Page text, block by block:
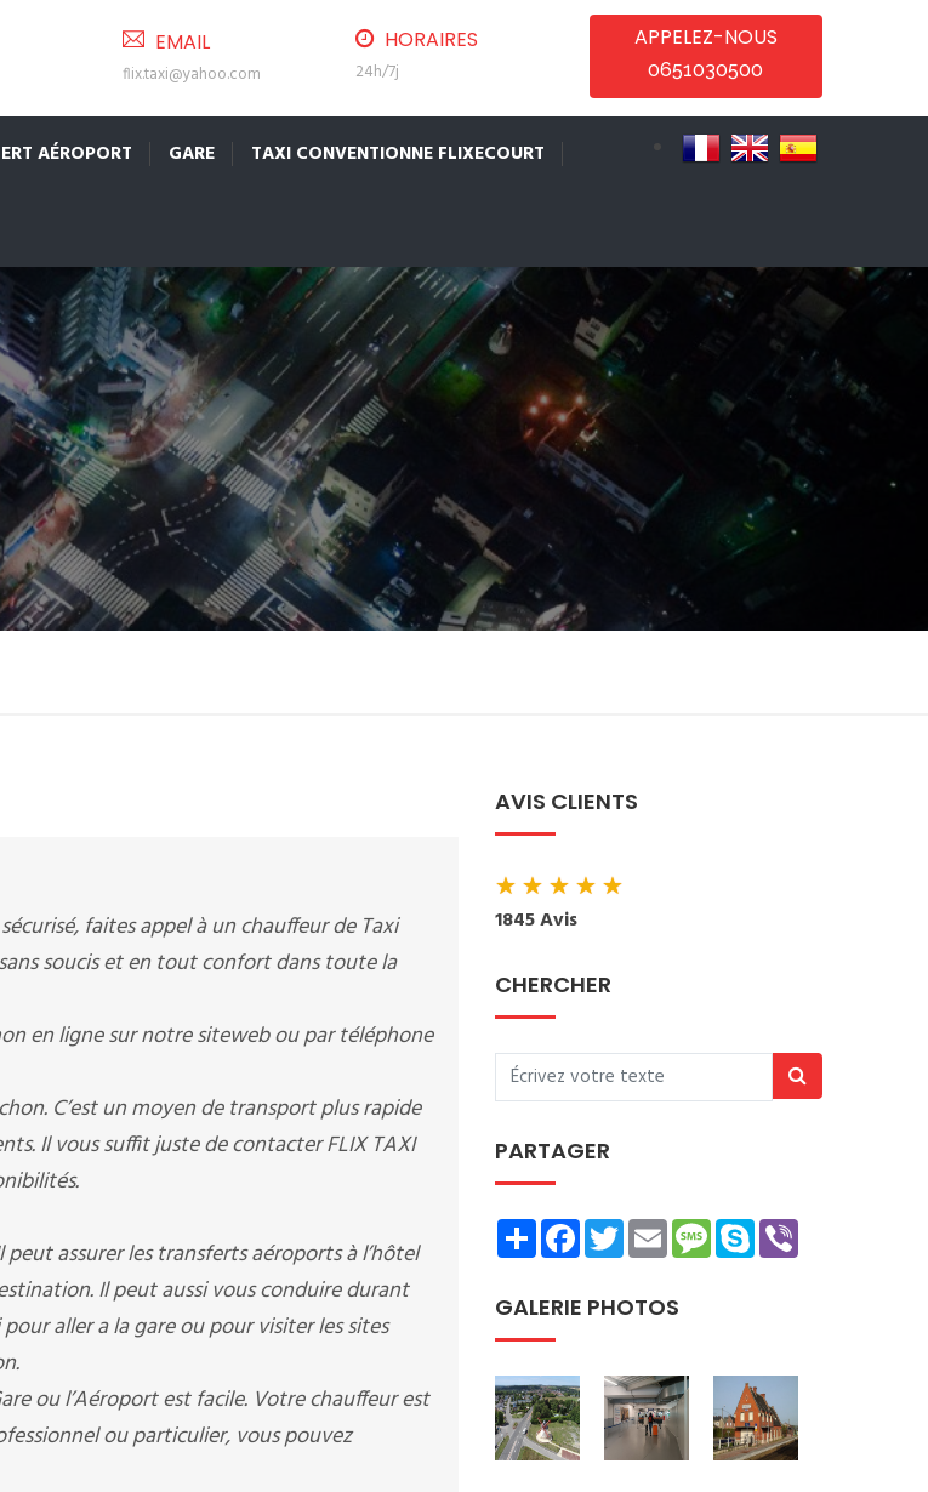
EMAIL
flix.taxi@yahoo.com
HORAIRES
24h/7j
APPELEZ-NOUS
0651030500
AÉROPORT GARE TAXI CONVENTIONNE FLIXECOURT
faites appel à un chauffeur de Taxi
soucis et en tout confort dans toute la
en ligne sur notre siteweb ou par téléphone
C’est un moyen de transport plus rapide
Il vous suffit juste de contacter FLIX TAXI
assurer les transferts aéroports à l’hôtel
Il peut aussi vous conduire durant
aller a la gare ou pour visiter les sites
ou l’Aéroport est facile. Votre chauffeur est
ou particulier, vous pouvez
AVIS CLIENTS
★★★★★
1845 Avis
CHERCHER
PARTAGER
ShareFacebookTwitterEmailMessage
Skype
GALERIE PHOTOS